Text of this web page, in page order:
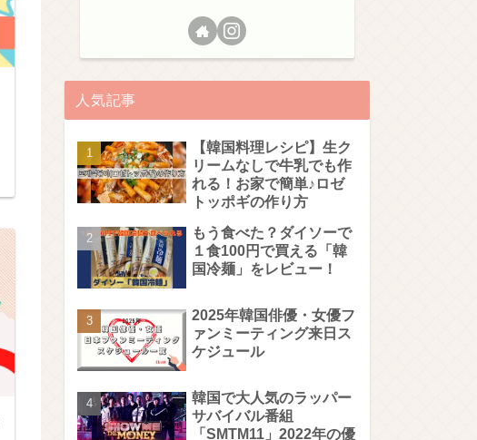
人気記事
【韓国料理レシピ】生ク
リームなしで牛乳でも作
れる！お家で簡単♪ロゼ
トッポギの作り方
もう食べた？ダイソーで
１食100円で買える「韓
国冷麺」をレビュー！
2025年韓国俳優・女優フ
ァンミーティング来日ス
ケジュール
韓国で大人気のラッパー
サバイバル番組
「SMTM11」2022年の優